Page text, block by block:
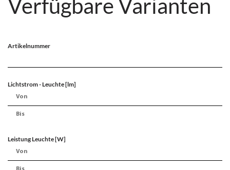
Verfügbare Varianten
Artikelnummer
Lichtstrom - Leuchte [lm]
Leistung Leuchte [W]